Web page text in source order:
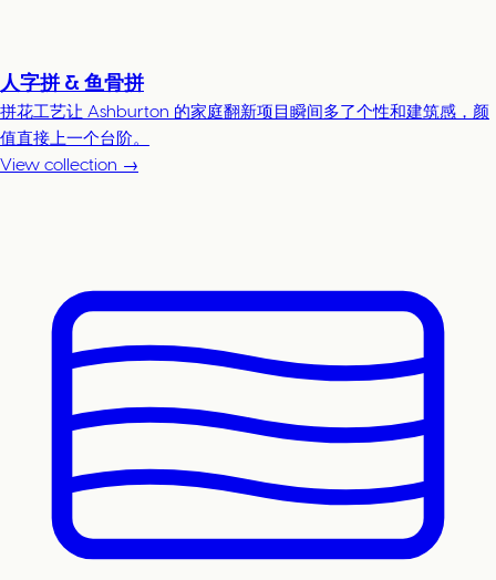
人字拼 & 鱼骨拼
拼花工艺让 Ashburton 的家庭翻新项目瞬间多了个性和建筑感，颜
值直接上一个台阶。
View collection →